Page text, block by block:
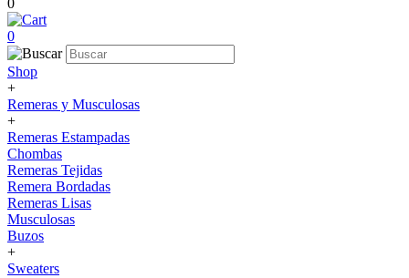
0
0
Shop
+
Remeras y Musculosas
+
Remeras Estampadas
Chombas
Remeras Tejidas
Remera Bordadas
Remeras Lisas
Musculosas
Buzos
+
Sweaters